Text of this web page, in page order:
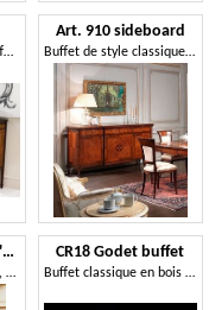
4 portes incrustées Buffet, dans un style classique, pour le salon
Art. 910 sideboard
Buffet de style classique, en bois de noyer, de salle à manger
Art. 279 sideboard '800 Francese
Buffets avec des tiroirs, en bois, pour l'entrée
CR18 Godet buffet
Buffet classique en bois courbés, bruyère décorations